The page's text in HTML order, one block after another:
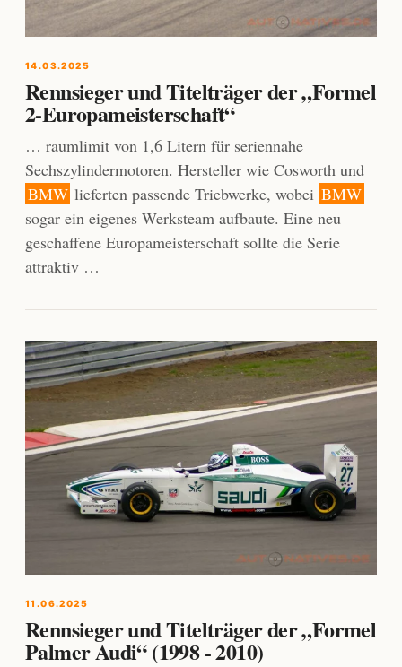
14.03.2025
Rennsieger und Titelträger der „Formel
2-Europameisterschaft“
… raumlimit von 1,6 Litern für seriennahe
Sechszylindermotoren. Hersteller wie Cosworth und
BMW lieferten passende Triebwerke, wobei BMW
sogar ein eigenes Werksteam aufbaute. Eine neu
geschaffene Europameisterschaft sollte die Serie
attraktiv …
11.06.2025
Rennsieger und Titelträger der „Formel
Palmer Audi“ (1998 - 2010)